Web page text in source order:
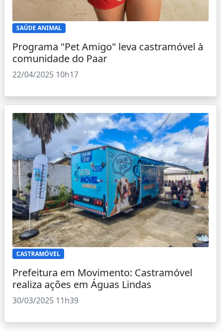
SAÚDE ANIMAL
Programa "Pet Amigo" leva castramóvel à
comunidade do Paar
22/04/2025 10h17
CASTRAMÓVEL
Prefeitura em Movimento: Castramóvel
realiza ações em Águas Lindas
30/03/2025 11h39